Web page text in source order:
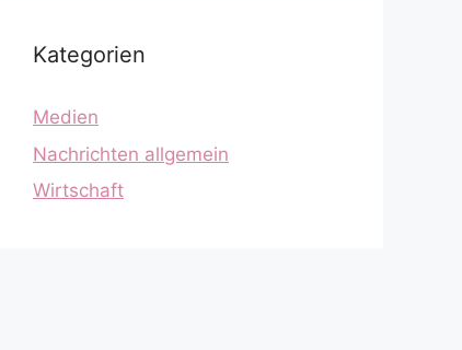
Kategorien
Medien
Nachrichten allgemein
Wirtschaft